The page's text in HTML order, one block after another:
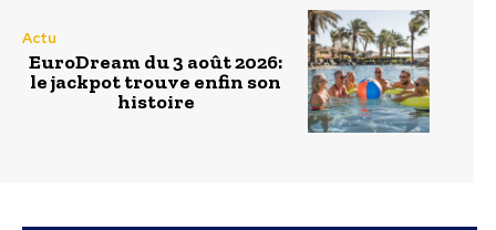
Actu
EuroDream du 3 août 2026:
le jackpot trouve enfin son
histoire